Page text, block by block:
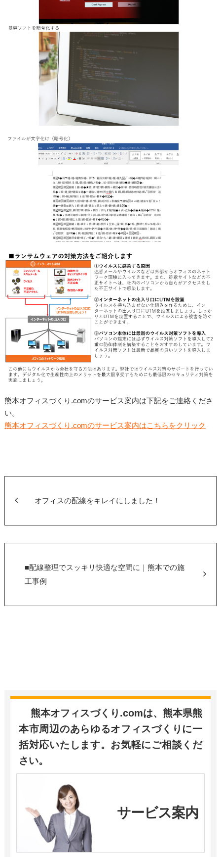
熊本オフィスづくり.comのサービス案内は下記をご連絡くださ
い。
熊本オフィスづくり.comのサービス案内はこちらをクリック
オフィスの配線をキレイにしました！
■配線整理でスッキリ快適な空間に｜熊本での施
工事例
熊本オフィスづくり.comは、熊本県熊
本市周辺のあらゆるオフィスづくりに一
括対応いたします。お気軽にご相談くだ
さい。​
サービス案内